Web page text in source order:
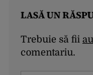
LASĂ UN
Trebuie să fii
comentariu.